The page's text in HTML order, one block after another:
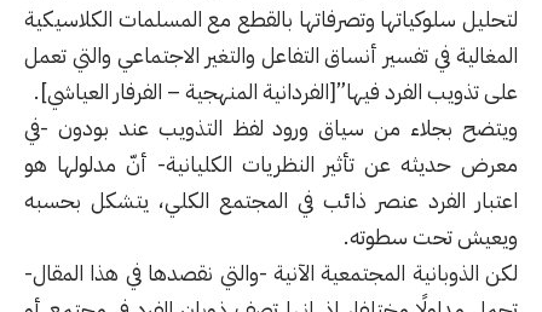
لتحليل سلوكياتها وتصرفاتها بالقطع مع المسلمات الكلاسيكية
المغالية في تفسير أنساق التفاعل والتغير الاجتماعي والتي تعمل
على تذويب الفرد فيها”[الفردانية المنهجية – الفرفار العياشي].
ويتضح بجلاء من سياق ورود لفظ التذويب عند بودون -في
معرض حديثه عن تأثير النظريات الكليانية- أنّ مدلولها هو
اعتبار الفرد عنصر ذائب في المجتمع الكلي، يتشكل بحسبه
ويعيش تحت سطوته.
لكن الذوبانية المجتمعية الآنية -والتي نقصدها في هذا المقال-